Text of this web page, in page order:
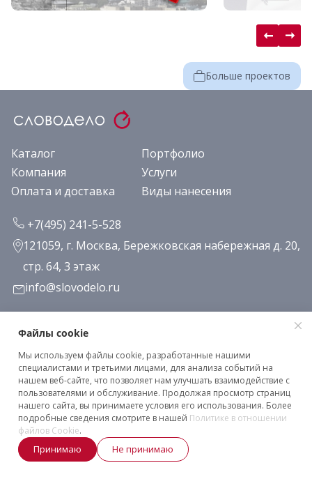
Больше проектов
Каталог
Портфолио
Компания
Услуги
Оплата и доставка
Виды нанесения
+7(495) 241-5-528
121059, г. Москва, Бережковская набережная д. 20,
стр. 64, 3 этаж
info@slovodelo.ru
Заказать звонок
Подписаться на рассылку
Клиентское соглашение
Политика конфиденциальности
2026 © «Словодело». Все права защищены
Файлы cookie
Мы используем файлы cookie, разработанные нашими
специалистами и третьими лицами, для анализа событий на
нашем веб-сайте, что позволяет нам улучшать взаимодействие с
пользователями и обслуживание. Продолжая просмотр страниц
нашего сайта, вы принимаете условия его использования. Более
подробные сведения смотрите в нашей Политике в отношении
файлов Cookie.
Принимаю Не принимаю